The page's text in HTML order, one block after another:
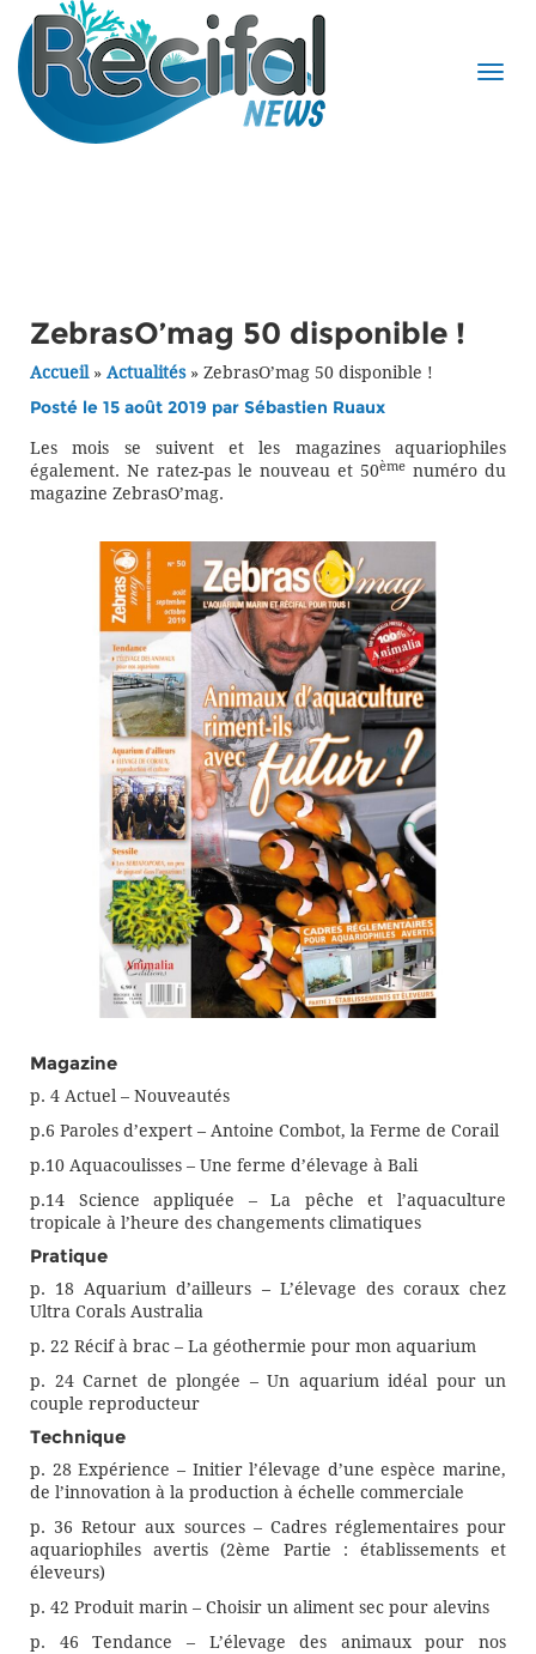
ZebrasO’mag 50 disponible !
Accueil» Actualités» ZebrasO’mag 50 disponible !
Posté le 15 août 2019 par Sébastien Ruaux
Les mois se suivent et les magazines aquariophiles
également. Ne ratez-pas le nouveau et 50ème numéro du
magazine ZebrasO’mag.
Magazine
p. 4 Actuel – Nouveautés
p.6 Paroles d’expert – Antoine Combot, la Ferme de Corail
p.10 Aquacoulisses – Une ferme d’élevage à Bali
p.14 Science appliquée – La pêche et l’aquaculture
tropicale à l’heure des changements climatiques
Pratique
p. 18 Aquarium d’ailleurs – L’élevage des coraux chez
Ultra Corals Australia
p. 22 Récif à brac – La géothermie pour mon aquarium
p. 24 Carnet de plongée – Un aquarium idéal pour un
couple reproducteur
Technique
p. 28 Expérience – Initier l’élevage d’une espèce marine,
de l’innovation à la production à échelle commerciale
p. 36 Retour aux sources – Cadres réglementaires pour
aquariophiles avertis (2ème Partie : établissements et
éleveurs)
p. 42 Produit marin – Choisir un aliment sec pour alevins
p. 46 Tendance – L’élevage des animaux pour nos